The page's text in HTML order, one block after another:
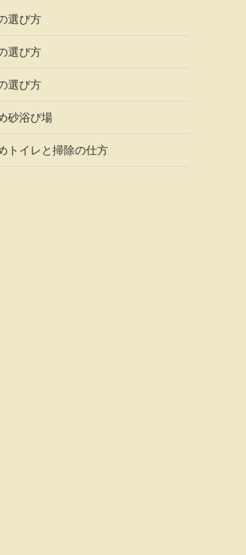
選び方
選び方
選び方
砂浴び場
トイレと掃除の仕方